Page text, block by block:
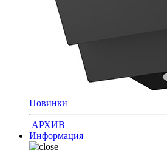
Новинки
АРХИВ
Информация